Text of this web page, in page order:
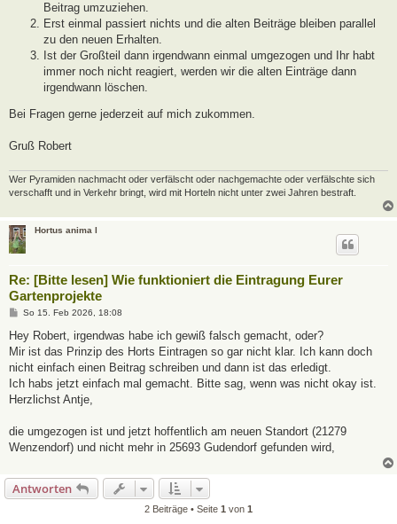
Beitrag umzuziehen.
Erst einmal passiert nichts und die alten Beiträge bleiben parallel
zu den neuen Erhalten.
Ist der Großteil dann irgendwann einmal umgezogen und Ihr habt
immer noch nicht reagiert, werden wir die alten Einträge dann
irgendwann löschen.
Bei Fragen gerne jederzeit auf mich zukommen.
Gruß Robert
Wer Pyramiden nachmacht oder verfälscht oder nachgemachte oder verfälschte sich
verschafft und in Verkehr bringt, wird mit Horteln nicht unter zwei Jahren bestraft.
Hortus anima l
Re: [Bitte lesen] Wie funktioniert die Eintragung Eurer
Gartenprojekte
B
i
r
a
So 15. Feb 2026, 18:08
Hey Robert, irgendwas habe ich gewiß falsch gemacht, oder?
Mir ist das Prinzip des Horts Eintragen so gar nicht klar. Ich kann doch
nicht einfach einen Beitrag schreiben und dann ist das erledigt.
Ich habs jetzt einfach mal gemacht. Bitte sag, wenn was nicht okay ist.
Herzlichst Antje,
die umgezogen ist und jetzt hoffentlich am neuen Standort (21279
Wenzendorf) und nicht mehr in 25693 Gudendorf gefunden wird,
Antworten
2 Beiträge • Seite 1 von 1